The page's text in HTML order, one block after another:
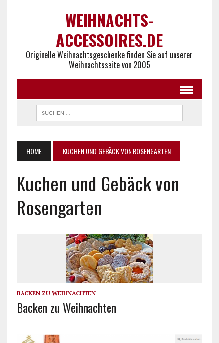
WEIHNACHTS-
ACCESSOIRES.DE
Originelle Weihnachtsgeschenke finden Sie auf unserer
Weihnachtsseite von 2005
HOME KUCHEN UND GEBÄCK VON ROSENGARTEN
Kuchen und Gebäck von
Rosengarten
BACKEN ZU WEIHNACHTEN
Backen zu Weihnachten